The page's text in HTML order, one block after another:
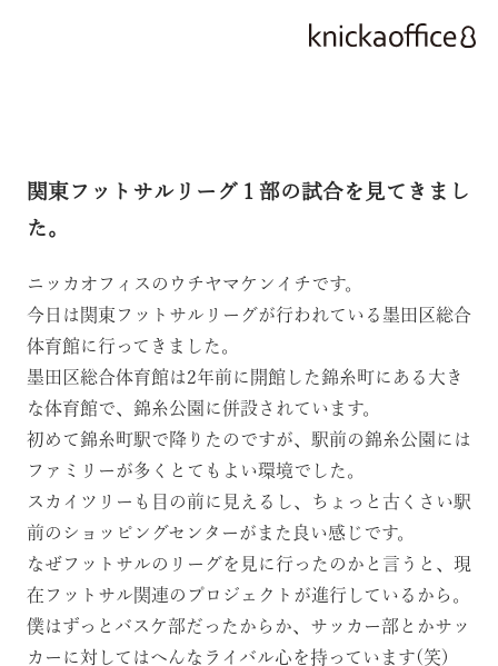
関東フットサルリーグ１部の試合を見てきまし
た。
ニッカオフィスのウチヤマケンイチです。
今日は 関東フットサルリーグが行われている 墨田区総合
体育館に行ってきました。
墨田区総合体育館は2年前に開館した錦糸町にある大き
な体育館で、錦糸公園に併設されています。
初めて錦糸町駅で降りたのですが、駅前の錦糸公園には
ファミリーが多くとてもよい環境でした。
スカイツリーも目の前に見えるし、ちょっと古くさい駅
前のショッピングセンターがまた良い感じです。
なぜフットサルのリーグを見に行ったのかと言うと、現
在フットサル関連のプロジェクトが進行しているから。
僕はずっとバスケ部だったからか、サッカー部とかサッ
カーに対してはへんなライバル心を持っています(笑)